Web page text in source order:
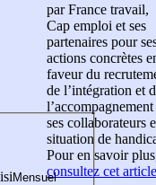
par France travail,
Cap emploi et ses
partenaires pour
actions concrètes
faveur du
de l’intégration et
l’accompagnement
ses collaborateurs
situation de
Pour en savoir
consultez cet article